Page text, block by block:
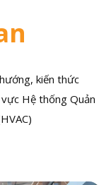
kiến thức
Hệ thống Quản